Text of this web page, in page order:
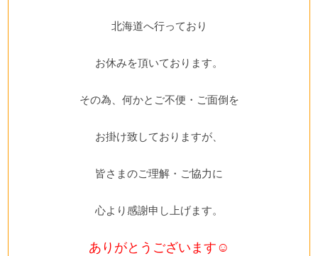
北海道へ行っており
お休みを頂いております。
その為、何かとご不便・ご面倒を
お掛け致しておりますが、
皆さまのご理解・ご協力に
心より感謝申し上げます。
ありがとうございます☺